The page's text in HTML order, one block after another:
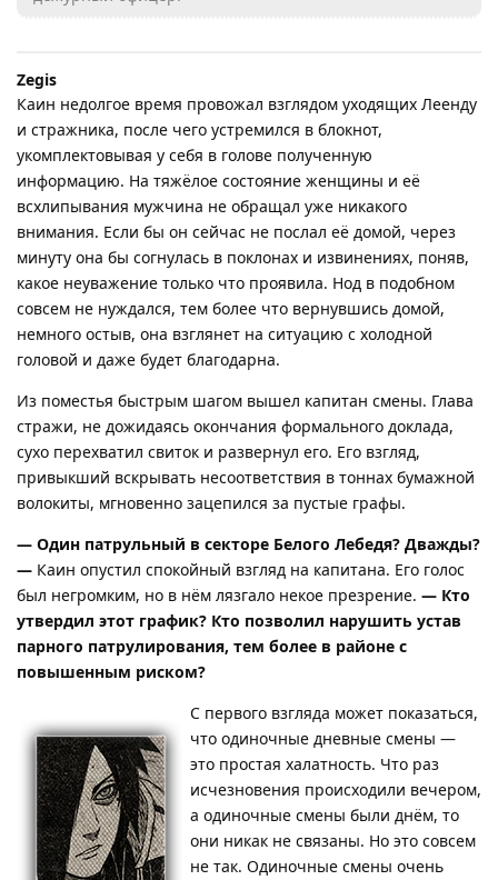
Zegis
Каин недолгое время провожал взглядом уходящих Леенду
и стражника, после чего устремился в блокнот,
укомплектовывая у себя в голове полученную
информацию. На тяжёлое состояние женщины и её
всхлипывания мужчина не обращал уже никакого
внимания. Если бы он сейчас не послал её домой, через
минуту она бы согнулась в поклонах и извинениях, поняв,
какое неуважение только что проявила. Нод в подобном
совсем не нуждался, тем более что вернувшись домой,
немного остыв, она взглянет на ситуацию с холодной
головой и даже будет благодарна.
Из поместья быстрым шагом вышел капитан смены. Глава
стражи, не дожидаясь окончания формального доклада,
сухо перехватил свиток и развернул его. Его взгляд,
привыкший вскрывать несоответствия в тоннах бумажной
волокиты, мгновенно зацепился за пустые графы.
— Один патрульный в секторе Белого Лебедя? Дважды?
— Каин опустил спокойный взгляд на капитана. Его голос
был негромким, но в нём лязгало некое презрение. — Кто
утвердил этот график? Кто позволил нарушить устав
парного патрулирования, тем более в районе с
повышенным риском?
С первого взгляда может показаться,
что одиночные дневные смены —
это простая халатность. Что раз
исчезновения происходили вечером,
а одиночные смены были днём, то
они никак не связаны. Но это совсем
не так. Одиночные смены очень